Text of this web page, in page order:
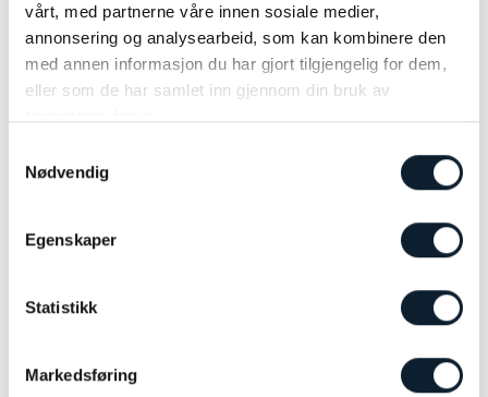
vårt, med partnerne våre innen sosiale medier,
annonsering og analysearbeid, som kan kombinere den
med annen informasjon du har gjort tilgjengelig for dem,
eller som de har samlet inn gjennom din bruk av
Nødvendig
Egenskaper
Statistikk
Markedsføring